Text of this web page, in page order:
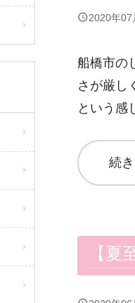
query_builder2020年07
船橋市の
さが厳し
という感
続
【夏